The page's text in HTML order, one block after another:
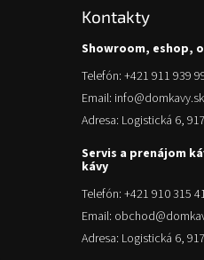
Kontakty
Showroom, eshop,
Telefón: +421 911 939
Email: info@domkavy.sk
Adresa: Logistická 6,
Servis a prenájom
kávy
Telefón: +421 910 315
Email:
Adresa: Logistická 6,